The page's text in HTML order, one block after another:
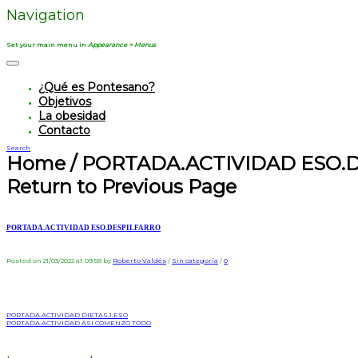
Navigation
Set your main menu in Appearance > Menus
¿Qué es Pontesano?
Objetivos
La obesidad
Contacto
Search
Home / PORTADA.ACTIVIDAD
Return to Previous Page
PORTADA.ACTIVIDAD ESO.DESPILFARRO
Posted on 21/03/2022 at 09:58 by Roberto Valdés / Sin categoría / 0
PORTADA.ACTIVIDAD DIETAS.1.ESO
PORTADA.ACTIVIDAD ASI COMENZO TODO